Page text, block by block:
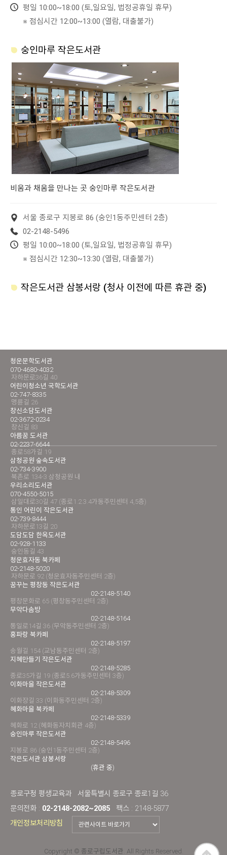
평일 10:00~18:00 (토,일요일, 법정공휴일 휴무)
※ 점심시간 12:00~13:00 (열람, 대출불가)
숭인마루 작은도서관
비움과 채움을 만나는 곳 숭인마루 작은도서관
서울 종로구 지봉로 86 (숭인1동주민센터 2층)
02-2148-5496
평일 10:00~18:00 (토,일요일, 법정공휴일 휴무)
※ 점심시간 12:30~13:30 (열람, 대출불가)
작은도서관 삼봉서랑 (청사 이전에 따른 휴관 중)
청운문학도서관
070-4680-4032
자하문로36길 40
어린이청소년 국학도서관
02-747-8335
명륜길 26
창신소담도서관
02-3672-0234
창신길 83
아름꿈 도서관
02-2237-6644
종로58가길 19
삼청공원 숲속도서관
02-734-3900
북촌로 134-3 삼청공원 내
우리소리도서관
070-4550-5015
삼일대로30길 47 (종로1.2.3.4가동주민센터 4,5층)
통인 어린이 작은도서관
02-739-8444
자하문로13길 20
도담도담 한옥도서관
02-928-1133
숭인동길 43
청운효자동 북카페
02-2148-5020
자하문로 92 (청운효자동주민센터 2층)
꿈꾸는 평창동 작은도서관
02-2148-5140
평창문화로 65 (평창동주민센터 2층)
무악다솜방
02-2148-5164
통일로14길 36 (무악동주민센터 2층)
홍파랑 북카페
02-2148-5197
송월길 154 (교남동주민센터 2층)
지혜만들기 작은도서관
02-2148-5285
종로35가길 19 (종로5.6가동주민센터 3층)
이화마을 작은도서관
02-2148-5309
이화장길 33 (이화동주민센터 2층)
혜화마을 북카페
02-2148-5339
혜화로 12 (혜화동자치회관 4층)
숭인마루 작은도서관
02-2148-5496
지봉로 86 (숭인1동주민센터 2층)
작은도서관 삼봉서랑
(휴관 중)
종로구청 평생교육과
서울특별시 종로구 종로1길 36
문의전화 : 02-2148-2082~2085
팩스 : 2148-5877
개인정보처리방침
Copyright © 종로구립도서관. All Rights Reserved.